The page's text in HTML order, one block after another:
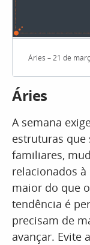
Áries – 21 de
Áries
A semana
estruturas que
familiares,
relacionados
maior do que
tendência é
precisam de
avançar. Evite